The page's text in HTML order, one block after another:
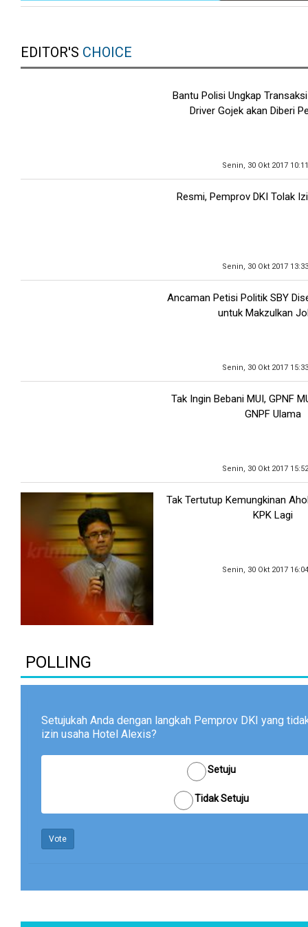
EDITOR'S CHOICE
Bantu Polisi Ungkap
Driver Gojek akan Diberi
Senin, 30 Okt 2017
Resmi, Pemprov DKI Tolak
Senin, 30 Okt 2017
Ancaman Petisi Politik SBY
untuk Makzulkan
Senin, 30 Okt 2017
Tak Ingin Bebani MUI, GPNF
GNPF Ulama
Senin, 30 Okt 2017
Tak Tertutup Kemungkinan
KPK Lagi
Senin, 30 Okt 2017
POLLING
Setujukah Anda dengan langkah Pemprov DKI yang
izin usaha Hotel Alexis?
Setuju
Tidak Setuju
Vote